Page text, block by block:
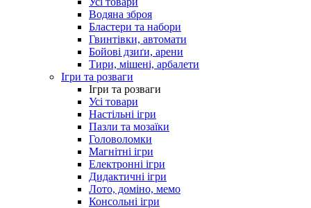
Водяна зброя
Бластери та набори
Гвинтівки, автомати
Бойові дзиґи, арени
Тири, мішені, арбалети
Ігри та розваги
Ігри та розваги
Усі товари
Настільні ігри
Пазли та мозаїки
Головоломки
Магнітні ігри
Електронні ігри
Дидактичні ігри
Лото, доміно, мемо
Консольні ігри